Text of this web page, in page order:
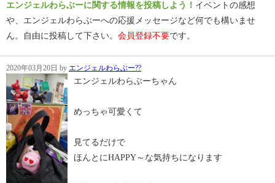
エンジェルわらぶーに関する情報を投稿しよう！ イベントの感想
や、エンジェルわらぶーへの応援メッセージなど何でも構いませ
ん。自由に投稿して下さい。 会員登録不要です。
2020年03月20日 by エンジェルわらぶー??
エンジェルわらぶーちゃん
めっちゃ可愛くて
見てるだけで
ほんとにHAPPY～な気持ちになります